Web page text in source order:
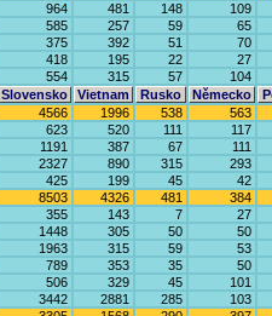
964 481 148
109
585 257 59
65
375 392 51
70
418 195 22
27
554 315 57
104
Slovensko Vietnam Rusko Německo
4566 1996 538
563
623 520 111
117
1191 387 67
111
2327 890 315
293
425 199 45
42
8503 4326 481
384
355 143 7
27
1448 305 50
50
1963 315 59
53
789 353 35
50
506 329 45
101
3442 2881 285
103